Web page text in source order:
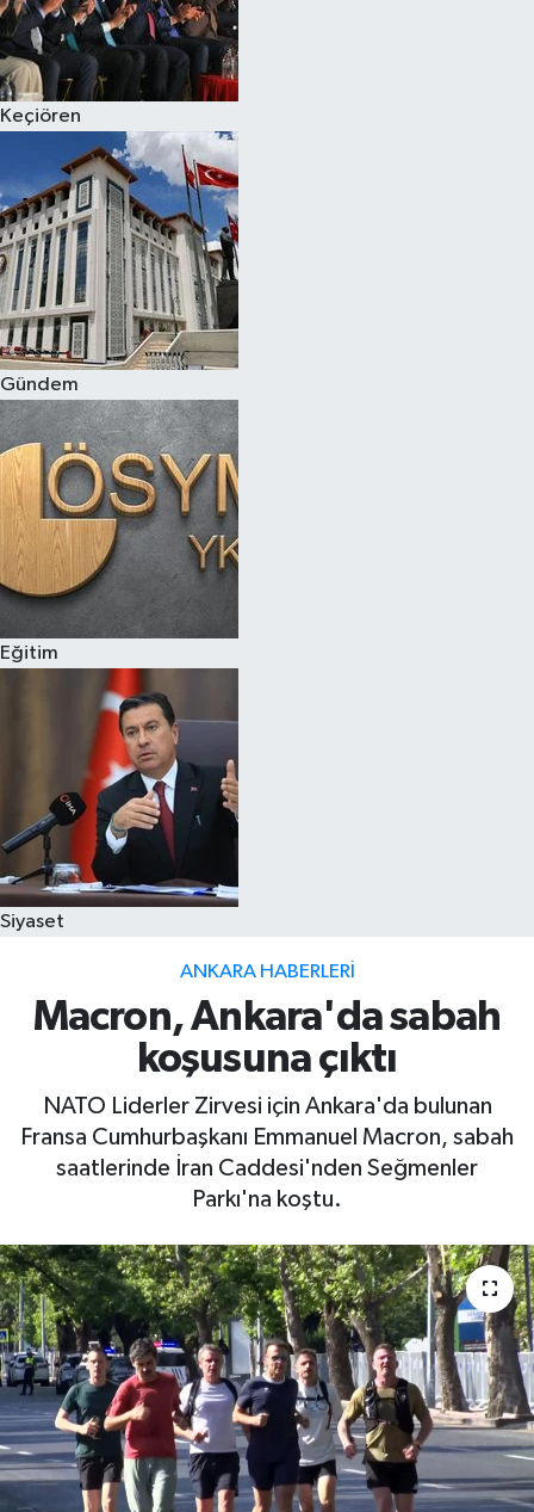
Keçiören
Gündem
Eğitim
Siyaset
ANKARA HABERLERI
Macron, Ankara'da sabah
koşusuna çıktı
NATO Liderler Zirvesi için Ankara'da bulunan
Fransa Cumhurbaşkanı Emmanuel Macron, sabah
saatlerinde İran Caddesi'nden Seğmenler
Parkı'na koştu.